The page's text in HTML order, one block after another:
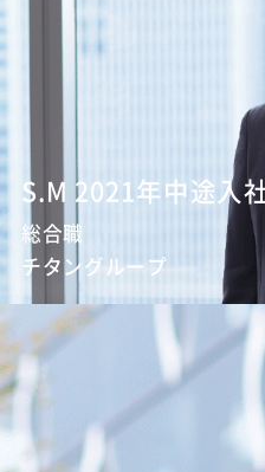
S.M 2021年中途入
総合職
チタングループ